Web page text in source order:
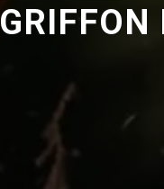
GRIFFON